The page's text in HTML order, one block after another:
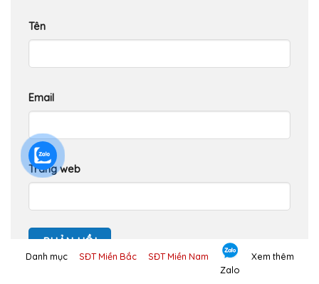
Tên
Email
Trang web
Danh mục SĐT Miền Bắc
SĐT Miền Nam
Zalo
Xem thêm